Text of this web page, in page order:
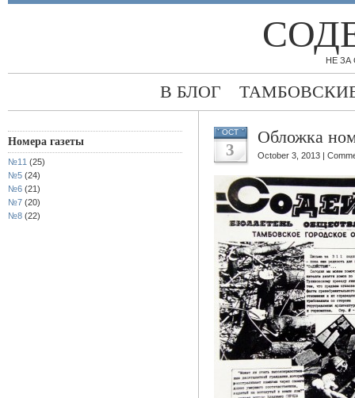
НЕ ЗА
В БЛОГ
Номера газеты
№11 (25)
№5 (24)
№6 (21)
№7 (20)
№8 (22)
OCT
3
Обложка
October 3, 2013 |